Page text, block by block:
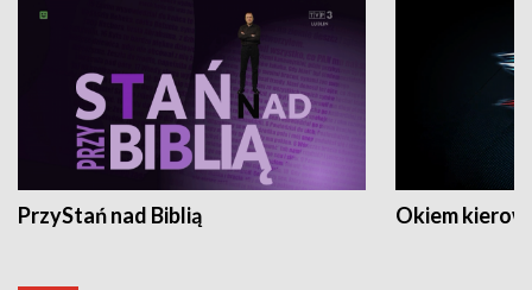
PrzyStań nad Biblią Okiem